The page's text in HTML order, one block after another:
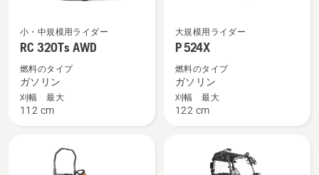
RC 320Ts
AWD
細
小・中規模用ライダー
RC 320Ts AWD
燃料のタイプ
ガソリン
刈幅 最大
112 cm
P 524X
を
大規模用ライダー
P 524X
燃料のタイプ
ガソリン
刈幅 最大
122 cm